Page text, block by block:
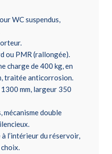
WC suspendus,
ou PMR (rallongée).
charge de 400 kg, en
traitée anticorrosion.
mm, largeur 350
double
l’intérieur du réservoir,